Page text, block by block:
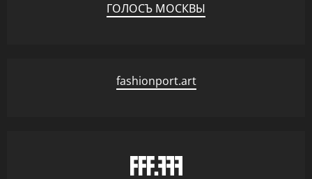
ГОЛОСЪ МОСКВЫ
fashionport.art